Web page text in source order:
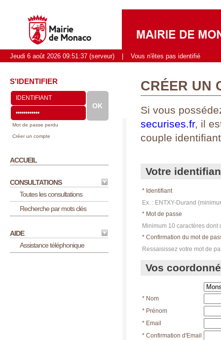
Jeudi 6 août 2026 09:51:37 (serveur) Vous n'êtes pas identifié
S'IDENTIFIER
Mot de passe perdu
Créer un compte
ACCUEIL
CONSULTATIONS
Toutes les consultations
Recherche par mots clés
AIDE
Assistance téléphonique
CRÉER UN
Si vous
securises.fr, il
couple
Votre
* Identifiant
Ex. : ENTXY-Durand
* Mot de passe
Minimum 10 caractères
* Confirmation du mot de
Ressaisissez votre mot de
Vos
* Nom
* Prénom
* Email
* Confirmation d'Email